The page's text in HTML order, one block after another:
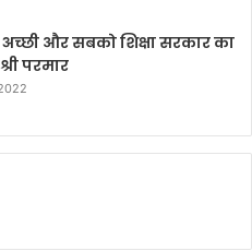
अच्छी और सबको शिक्षा सरकार का
परमार